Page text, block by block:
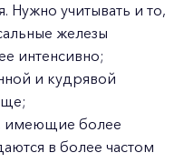
Нужно учитывать и то,
железы
интенсивно;
и кудрявой
имеющие более
в более частом